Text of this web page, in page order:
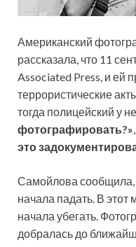
Американский
рассказала, что 11
Associated Press, и ей
террористические
тогда полицейский у
фотографировать?»
это
Самойлова сообщила,
начала падать. В этот
начала убегать.
добралась до